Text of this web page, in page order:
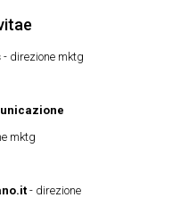
- direzione mktg
mktg
- direzione